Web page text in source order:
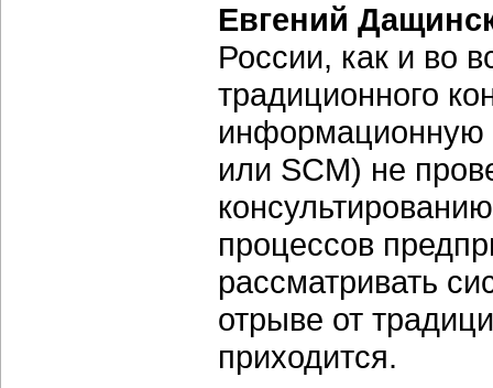
Евгений
России, как и во
традиционного
информационную
или SCM) не
процессов
рассматривать
отрыве от
приходится.